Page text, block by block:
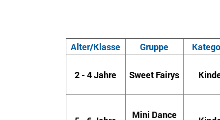
Alter/Klasse Gruppe
2 - 4 Jahre Sweet Fairys
Mini Dance